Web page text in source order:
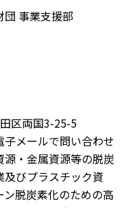
団 事業支援部
区両国3-25-5
メールで問い合わせ
・金属資源等の脱炭
びプラスチック資
脱炭素化のための高